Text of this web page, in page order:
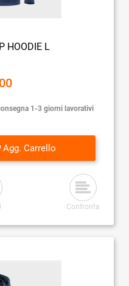
HOODIE L
1-3 giorni lavorativi
Agg. Carrello
Confronta